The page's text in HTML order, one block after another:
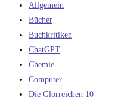
Allgemein
Bücher
Buchkritiken
ChatGPT
Chemie
Computer
Die Glorreichen 10